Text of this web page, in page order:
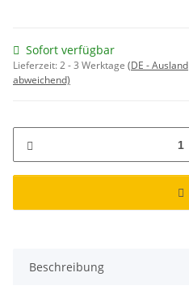
Sofort verfügbar
Lieferzeit:2 - 3 Werktage (DE - Ausland
abweichend)
Beschreibung